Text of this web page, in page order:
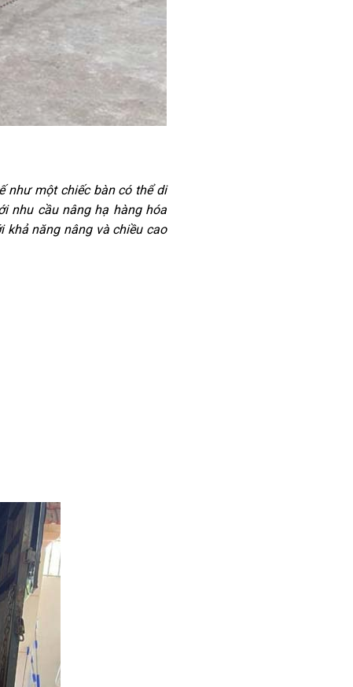
như một chiếc bàn có thể di
nhu cầu nâng hạ hàng hóa
khả năng nâng và chiều cao